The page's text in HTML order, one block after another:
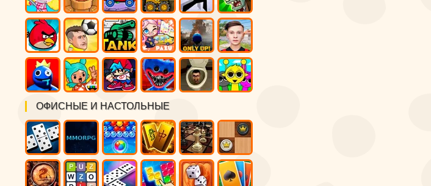
ОФИСНЫЕ И НАСТОЛЬНЫЕ